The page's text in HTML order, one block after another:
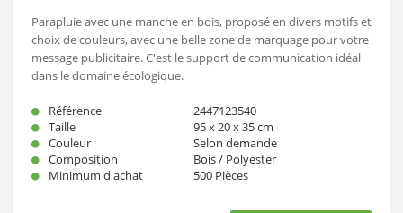
Parapluie avec une manche en bois, proposé en divers motifs et
choix de couleurs, avec une belle zone de marquage pour votre
message publicitaire. C'est le support de communication idéal
dans le domaine écologique.
Référence
2447123540
Taille
95 x 20 x 35 cm
Couleur
Selon demande
Composition
Bois / Polyester
Minimum d'achat
500 Pièces